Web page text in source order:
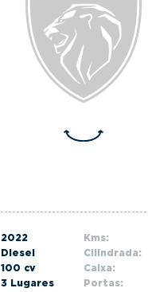
2022 Kms:
Diesel Cilindrada:
100 cv Caixa:
3 Lugares Portas: